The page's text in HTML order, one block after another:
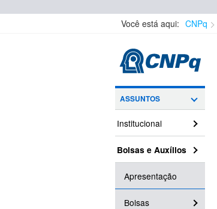
Você está aqui: CNPq
ASSUNTOS
Institucional
Bolsas e Auxílios
Apresentação
Bolsas